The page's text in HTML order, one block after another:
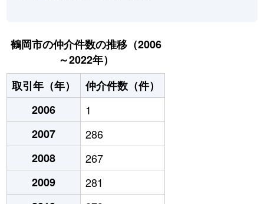
鶴岡市の仲介件数の推移（2006
～2022年）
取引年（年）
仲介件数（件）
2006
1
2007
286
2008
267
2009
281